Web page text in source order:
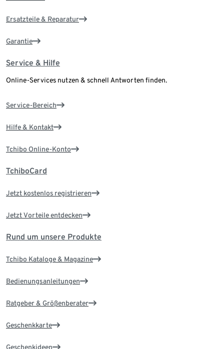
Ersatzteile & Reparatur
Garantie
Service & Hilfe
Online-Services nutzen & schnell Antworten finden.
Service-Bereich
Hilfe & Kontakt
Tchibo Online-Konto
TchiboCard
Jetzt kostenlos registrieren
Jetzt Vorteile entdecken
Rund um unsere Produkte
Tchibo Kataloge & Magazine
Bedienungsanleitungen
Ratgeber & Größenberater
Geschenkkarte
Geschenkideen